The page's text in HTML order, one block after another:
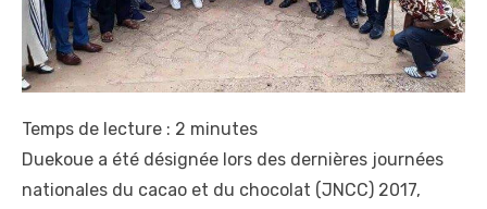
Temps de lecture : 2 minutes
Duekoue a été désignée lors des dernières journées
nationales du cacao et du chocolat (JNCC) 2017,